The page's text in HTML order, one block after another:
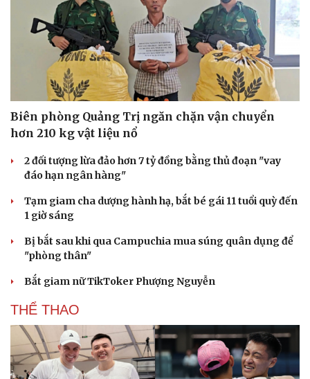
Sân khấu - Điện ảnh
Văn học
Âm nhạc
Giải trí
Nghệ sĩ
Thời trang
Sao Việt
Biên phòng Quảng Trị ngăn chặn vận chuyển
hơn 210 kg vật liệu nổ
2 đối tượng lừa đảo hơn 7 tỷ đồng bằng thủ đoạn "vay
đáo hạn ngân hàng"
Tạm giam cha dượng hành hạ, bắt bé gái 11 tuổi quỳ đến
1 giờ sáng
Bị bắt sau khi qua Campuchia mua súng quân dụng để
"phòng thân"
Bắt giam nữ TikToker Phượng Nguyễn
THỂ THAO